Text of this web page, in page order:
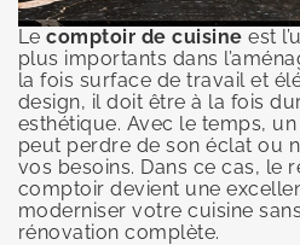
Lecomptoir de cuisine est
plus importants dans
la fois surface de travail et
design, il doit être à la fois
esthétique. Avec le temps, un
peut perdre de son éclat ou
vos besoins. Dans ce cas, le
comptoir devient une
moderniser votre cuisine
rénovation complète.